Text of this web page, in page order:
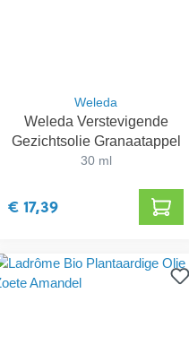
Weleda
Weleda Verstevigende
Gezichtsolie Granaatappel
30 ml
€ 17,39